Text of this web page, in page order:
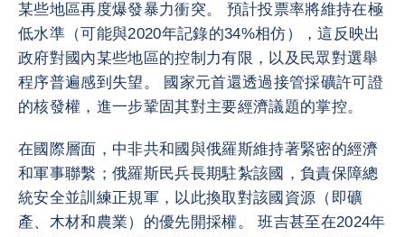
某些地區再度爆發暴力衝突。 預計投票率將維持在極
低水準（可能與2020年記錄的34%相仿），這反映出
政府對國內某些地區的控制力有限，以及民眾對選舉
程序普遍感到失望。 國家元首還透過接管採礦許可證
的核發權，進一步鞏固其對主要經濟議題的掌控。
在國際層面，中非共和國與俄羅斯維持著緊密的經濟
和軍事聯繫；俄羅斯民兵長期駐紮該國，負責保障總
統安全並訓練正規軍，以此換取對該國資源（即礦
產、木材和農業）的優先開採權。 班吉甚至在2024年